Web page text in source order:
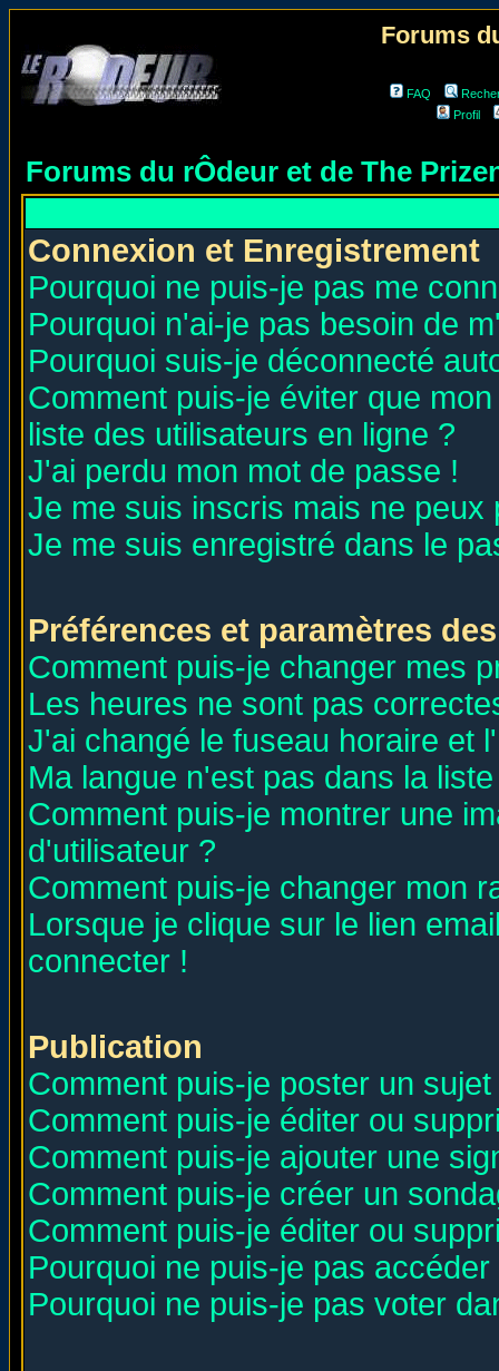
Forums
FAQ
Profil
Forums du rÔdeur et de The
Connexion et Enregistrement
Pourquoi ne puis-je pas me
Pourquoi n'ai-je pas besoin de
Pourquoi suis-je déconnecté
Comment puis-je éviter que
liste des utilisateurs en ligne ?
J'ai perdu mon mot de passe !
Je me suis inscris mais ne peux
Je me suis enregistré dans le
Préférences et paramètres
Comment puis-je changer mes
Les heures ne sont pas
J'ai changé le fuseau horaire et
Ma langue n'est pas dans la
Comment puis-je montrer une
d'utilisateur ?
Comment puis-je changer mon
Lorsque je clique sur le lien
connecter !
Publication
Comment puis-je poster un
Comment puis-je éditer ou
Comment puis-je ajouter une
Comment puis-je créer un
Comment puis-je éditer ou
Pourquoi ne puis-je pas
Pourquoi ne puis-je pas voter